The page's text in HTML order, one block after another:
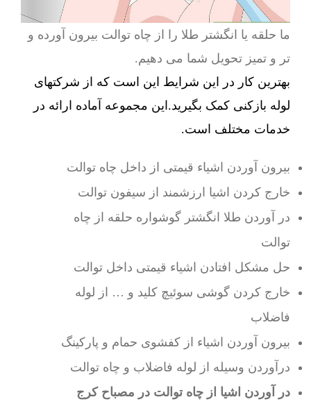
ما حلقه یا انگشتر طلا را از چاه توالت بیرون آورده و
تر و تمیز تحویل شما می دهیم.
بهترین کار در این شرایط این است که از شرکتهای
لوله بازکنی کمک بگیرید.این مجموعه آماده ارائه در
خدمات مختلف است.
بیرون آوردن اشیاء قیمتی از داخل چاه توالت
خارج کردن اشیا ارزشمند از سیفون توالت
در آوردن طلا انگشتر گوشواره حلقه از چاه
توالت
حل مشکل افتادن اشیاء قیمتی داخل توالت
خارج کردن گوشی سوئیچ کلید و … از لوله
فاضلاب
بیرون آوردن اشیاء از کفشوی حمام و پارکینگ
درآوردن وسیله از لوله فاضلاب و چاه توالت
در آوردن اشیا از چاه توالت در مصباح کرج